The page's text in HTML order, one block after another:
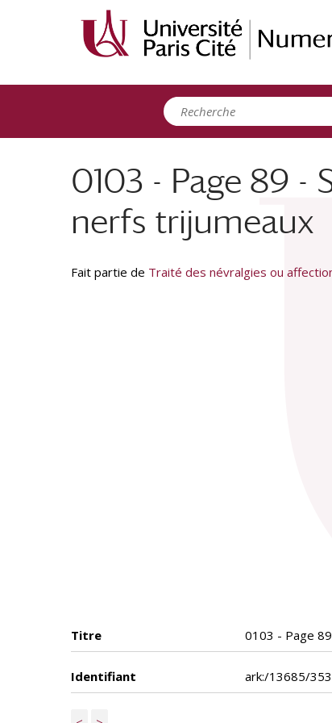
0103 - Page 89 -
nerfs trijumeaux
Fait partie de Traité des névralgies ou
Titre 0103 - Page
Identifiant ark:/13685/
Panneau de gestion des cookies